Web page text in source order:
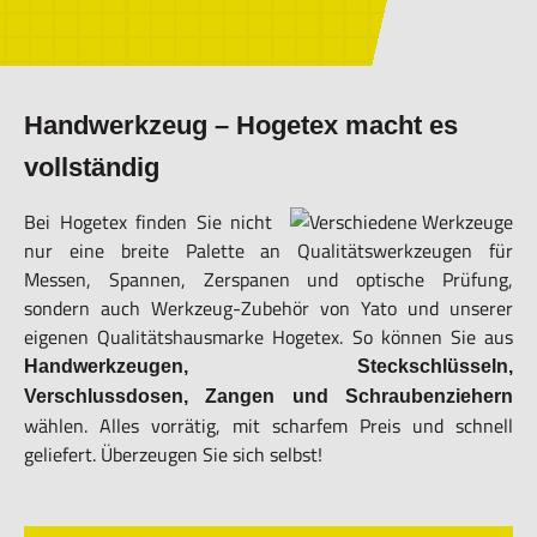
Handwerkzeug – Hogetex macht es
vollständig
Bei Hogetex finden Sie nicht
nur eine breite Palette an Qualitätswerkzeugen für
Messen, Spannen, Zerspanen und optische Prüfung,
sondern auch Werkzeug-Zubehör von Yato und unserer
eigenen Qualitätshausmarke Hogetex. So können Sie aus
Handwerkzeugen, Steckschlüsseln,
Verschlussdosen, Zangen und Schraubenziehern
wählen. Alles vorrätig, mit scharfem Preis und schnell
geliefert. Überzeugen Sie sich selbst!